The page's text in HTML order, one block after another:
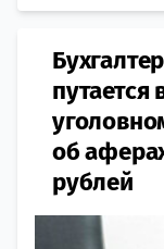
путается
об
рублей